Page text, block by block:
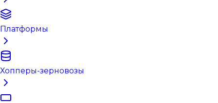
Платформы
Хопперы-зерновозы